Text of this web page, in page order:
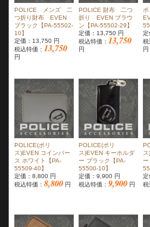
POLICE メンズ 二
つ折り財布 EVEN
ブラック【PA-55502-
10】
定価：13,750 円
税込特価： 13,750
円
POLICE 財布 二つ
折り EVEN ブラウ
ン【PA-55502-29】
定価：13,750 円
税込特価： 13,750
円
定
税
円
POLICE(ポリ
ス)EVEN コインパー
ス ホワイト【PA-
55509-40】
定価：8,800 円
税込特価： 8,800 円
POLICE(ポリ
ス)EVEN キーホルダ
ー ブラック【PA-
55500-10】
定価：9,900 円
税込特価： 9,900 円
定
税